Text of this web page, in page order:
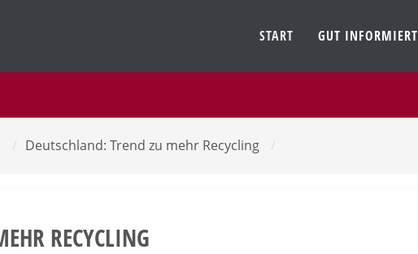
START GUT INFORMIERT
/ Deutschland: Trend zu mehr Recycling /
RECYCLING